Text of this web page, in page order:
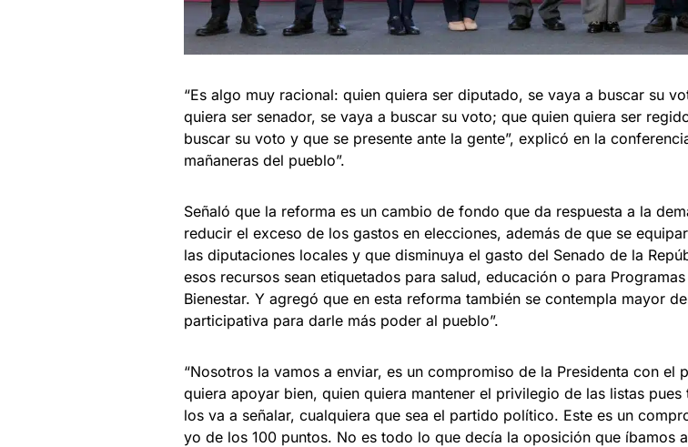
“Es algo muy racional: quien quiera ser diputado, se vaya a buscar su
quiera ser senador, se vaya a buscar su voto; que quien quiera ser
buscar su voto y que se presente ante la gente”, explicó en la
mañaneras del pueblo”.
Señaló que la reforma es un cambio de fondo que da respuesta a la
reducir el exceso de los gastos en elecciones, además de que se
las diputaciones locales y que disminuya el gasto del Senado de la
esos recursos sean etiquetados para salud, educación o para
Bienestar. Y agregó que en esta reforma también se contempla mayor
participativa para darle más poder al pueblo”.
“Nosotros la vamos a enviar, es un compromiso de la Presidenta con el
quiera apoyar bien, quien quiera mantener el privilegio de las listas pues
los va a señalar, cualquiera que sea el partido político. Este es un
yo de los 100 puntos. No es todo lo que decía la oposición que íbamos